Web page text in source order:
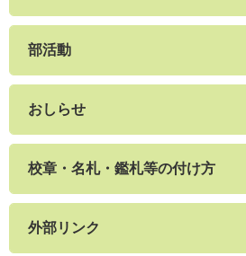
部活動
おしらせ
校章・名札・鑑札等の付け方
外部リンク